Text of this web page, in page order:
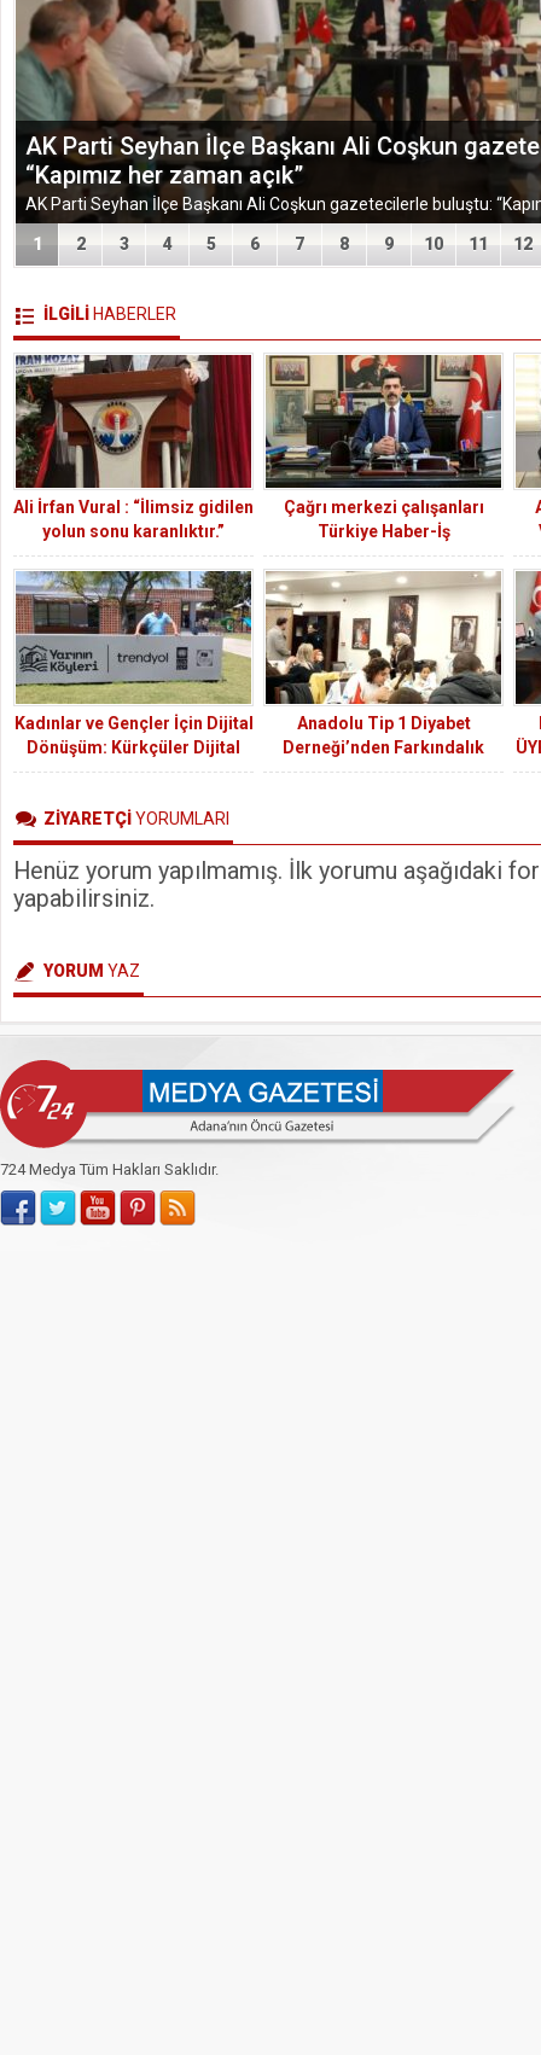
TÜGEM Adana Temmuz Ayı Toplantısında Yol
1 2 3 4 5 6 7 8 9 10 11 12
İLGİLİ HABERLER
Ali İrfan Vural : “İlimsiz gidilen
yolun sonu karanlıktır.”
Çağrı merkezi çalışanları
Türkiye Haber-İş
Sendikasında örgütleniyor
Kadınlar ve Gençler İçin Dijital
Dönüşüm: Kürkçüler Dijital
Merkez
Anadolu Tip 1 Diyabet
Derneği’nden Farkındalık
Oluşturan İftar Programı
ZİYARETÇİYORUMLARI
Henüz yorum yapılmamış. İlk yorumu aşağıdaki
yapabilirsiniz.
YORUM YAZ
724 Medya Tüm Hakları Saklıdır.